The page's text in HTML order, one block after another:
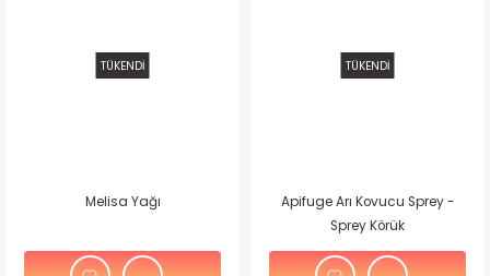
TÜKENDİ
Melisa Yağı
TÜKENDİ
Apifuge Arı Kovucu Sprey -
Sprey Körük